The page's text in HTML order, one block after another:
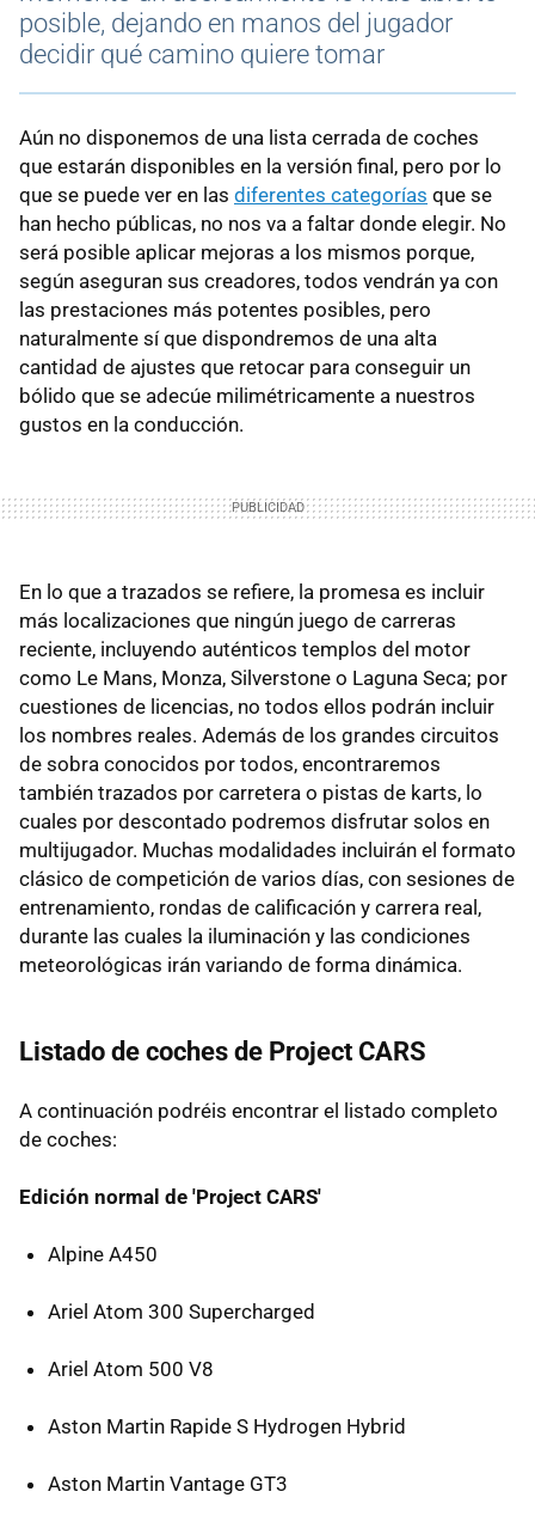
posible, dejando en manos del jugador
decidir qué camino quiere tomar
Aún no disponemos de una lista cerrada de coches
que estarán disponibles en la versión final, pero por lo
que se puede ver en las diferentes categorías que se
han hecho públicas, no nos va a faltar donde elegir. No
será posible aplicar mejoras a los mismos porque,
según aseguran sus creadores, todos vendrán ya con
las prestaciones más potentes posibles, pero
naturalmente sí que dispondremos de una alta
cantidad de ajustes que retocar para conseguir un
bólido que se adecúe milimétricamente a nuestros
gustos en la conducción.
En lo que a trazados se refiere, la promesa es incluir
más localizaciones que ningún juego de carreras
reciente, incluyendo auténticos templos del motor
como Le Mans, Monza, Silverstone o Laguna Seca; por
cuestiones de licencias, no todos ellos podrán incluir
los nombres reales. Además de los grandes circuitos
de sobra conocidos por todos, encontraremos
también trazados por carretera o pistas de karts, lo
cuales por descontado podremos disfrutar solos en
multijugador. Muchas modalidades incluirán el formato
clásico de competición de varios días, con sesiones de
entrenamiento, rondas de calificación y carrera real,
durante las cuales la iluminación y las condiciones
meteorológicas irán variando de forma dinámica.
Listado de coches de Project CARS
A continuación podréis encontrar el listado completo
de coches:
Edición normal de 'Project CARS'
Alpine A450
Ariel Atom 300 Supercharged
Ariel Atom 500 V8
Aston Martin Rapide S Hydrogen Hybrid
Aston Martin Vantage GT3